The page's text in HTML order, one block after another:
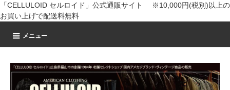
「CELLULOID セルロイド」公式通販サイト ※10,000円(税別)以上の
お買い上げで配送料無料
メニュー